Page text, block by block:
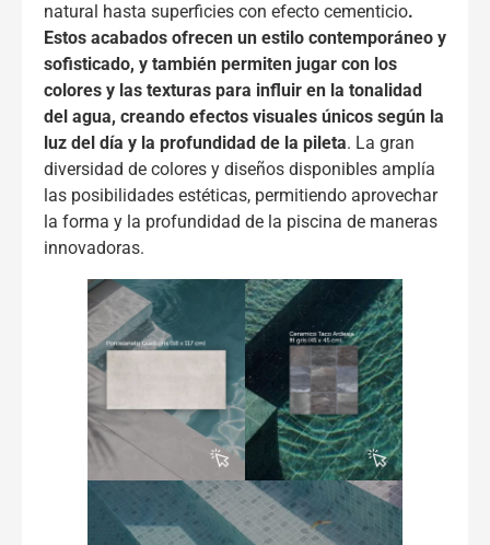
natural hasta superficies con efecto cementicio.
Estos acabados ofrecen un estilo contemporáneo y
sofisticado, y también permiten jugar con los
colores y las texturas para influir en la tonalidad
del agua, creando efectos visuales únicos según la
luz del día y la profundidad de la pileta. La gran
diversidad de colores y diseños disponibles amplía
las posibilidades estéticas, permitiendo aprovechar
la forma y la profundidad de la piscina de maneras
innovadoras.